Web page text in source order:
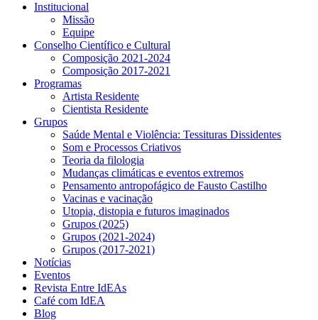
Institucional
Missão
Equipe
Conselho Científico e Cultural
Composição 2021-2024
Composição 2017-2021
Programas
Artista Residente
Cientista Residente
Grupos
Saúde Mental e Violência: Tessituras Dissidentes
Som e Processos Criativos
Teoria da filologia
Mudanças climáticas e eventos extremos
Pensamento antropofágico de Fausto Castilho
Vacinas e vacinação
Utopia, distopia e futuros imaginados
Grupos (2025)
Grupos (2021-2024)
Grupos (2017-2021)
Notícias
Eventos
Revista Entre IdEAs
Café com IdEA
Blog